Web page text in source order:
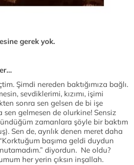
gerek yok.
Şimdi nereden baktığımıza bağlı.
sevdiklerimi, kızımı, işimi
sonra sen gelsen de bi işe
sen gelmesen de olurkine! Sensiz
zamanlara şöyle bir baktım
Sen de, ayrılık denen meret daha
başıma geldi duydun
diyordun. Ne oldu?
her yerin çıksın inşallah.